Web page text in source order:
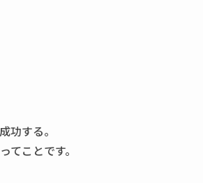
功する。
ことです。